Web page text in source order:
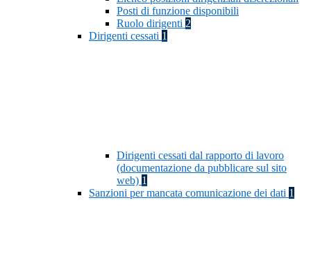
Posti di funzione disponibili
Ruolo dirigenti 2
Dirigenti cessati 1
Dirigenti cessati dal rapporto di lavoro
(documentazione da pubblicare sul sito
web) 1
Sanzioni per mancata comunicazione dei dati 1